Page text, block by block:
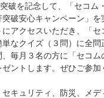
破を記念して、「セコム
破安心キャンペーン」を
アクセスいただき、「セ
なクイズ（３問）に全問
毎月３名の方に「セコム
ントします。ぜひご参加
キュリティ、防災、メデ